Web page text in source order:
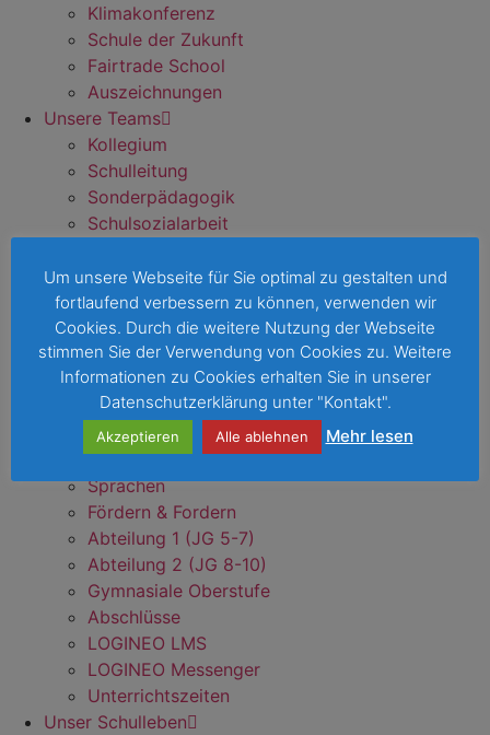
Klimakonferenz
Schule der Zukunft
Fairtrade School
Auszeichnungen
Unsere Teams
Kollegium
Schulleitung
Sonderpädagogik
Schulsozialarbeit
Hausmeister
Schüler:innen Vertretung
Schulpflegschaft
Förderverein
Sponsoren & Gäste
Schulentwicklung
Unser Unterricht
Fächer
Sprachen
Fördern & Fordern
Abteilung 1 (JG 5-7)
Abteilung 2 (JG 8-10)
Gymnasiale Oberstufe
Abschlüsse
LOGINEO LMS
LOGINEO Messenger
Unterrichtszeiten
Unser Schulleben
Um unsere Webseite für Sie optimal zu gestalten und
fortlaufend verbessern zu können, verwenden wir
Cookies. Durch die weitere Nutzung der Webseite
stimmen Sie der Verwendung von Cookies zu. Weitere
Informationen zu Cookies erhalten Sie in unserer
Datenschutzerklärung unter "Kontakt".
Akzeptieren Alle ablehnen Mehr lesen